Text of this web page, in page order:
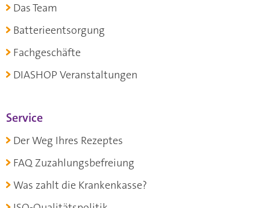
Das Team
Batterieentsorgung
Fachgeschäfte
DIASHOP Veranstaltungen
Service
Der Weg Ihres Rezeptes
FAQ Zuzahlungsbefreiung
Was zahlt die Krankenkasse?